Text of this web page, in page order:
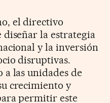
el directivo
diseñar la estrategia
y la inversión
disruptivas.
las unidades de
crecimiento y
permitir este